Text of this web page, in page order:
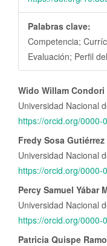
Palabras clave:
Competencia;
Evaluación; Perfil
Contenido
principal
del
artículo
Wido Willam
Universidad Nacional
https://orcid.org/0000-
Fredy Sosa Gutiérrez
Universidad Nacional
https://orcid.org/0000-
Percy Samuel Yábar
Universidad Nacional
https://orcid.org/0000-
Patricia Quispe